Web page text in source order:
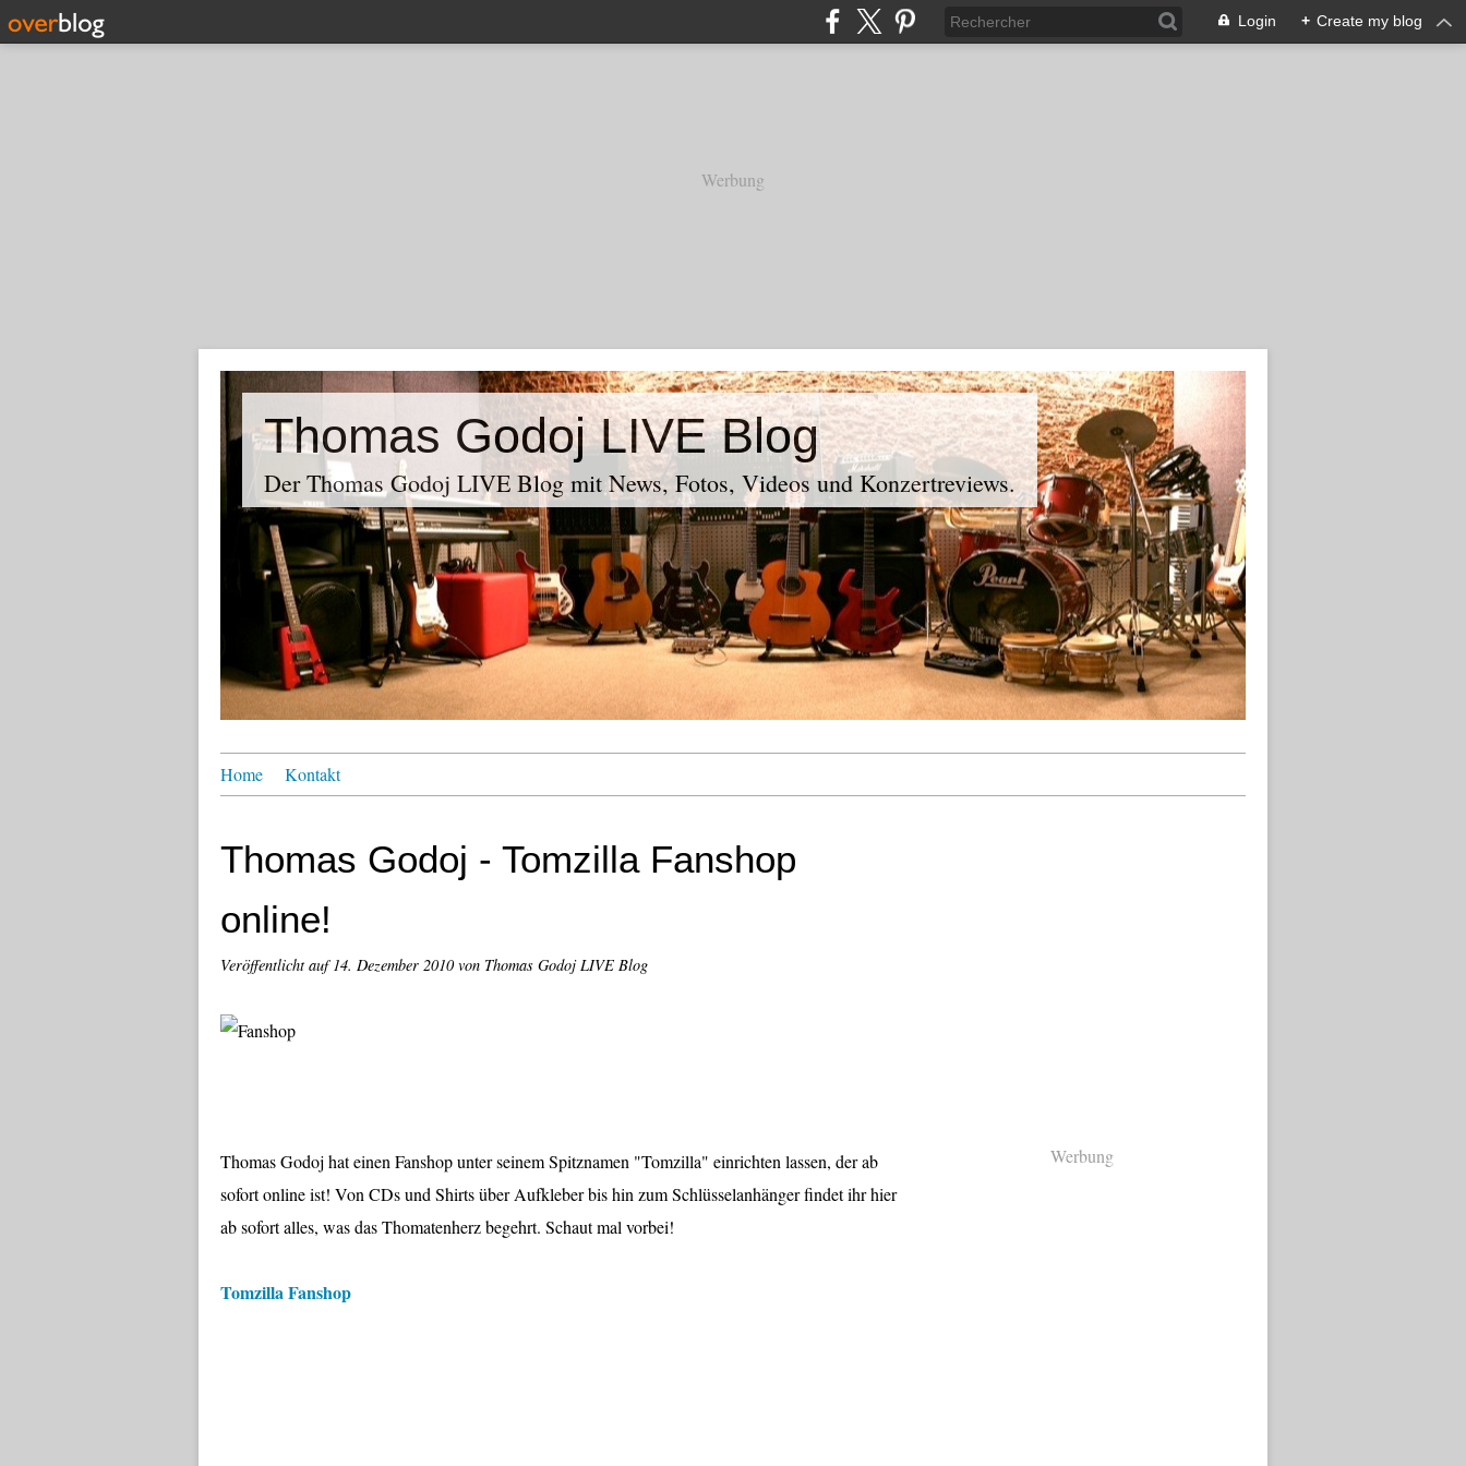
Login + Create my blog
Werbung
Thomas Godoj LIVE Blog
Der Thomas Godoj LIVE Blog mit News, Fotos, Videos und Konzertreviews.
Home Kontakt
Thomas Godoj - Tomzilla Fanshop
online!
Veröffentlicht auf14. Dezember 2010von Thomas Godoj LIVE Blog
Thomas Godoj hat einen Fanshop unter seinem Spitznamen "Tomzilla" einrichten lassen, der ab
sofort online ist! Von CDs und Shirts über Aufkleber bis hin zum Schlüsselanhänger findet ihr hier
ab sofort alles, was das Thomatenherz begehrt. Schaut mal vorbei!
Tomzilla Fanshop
Werbung